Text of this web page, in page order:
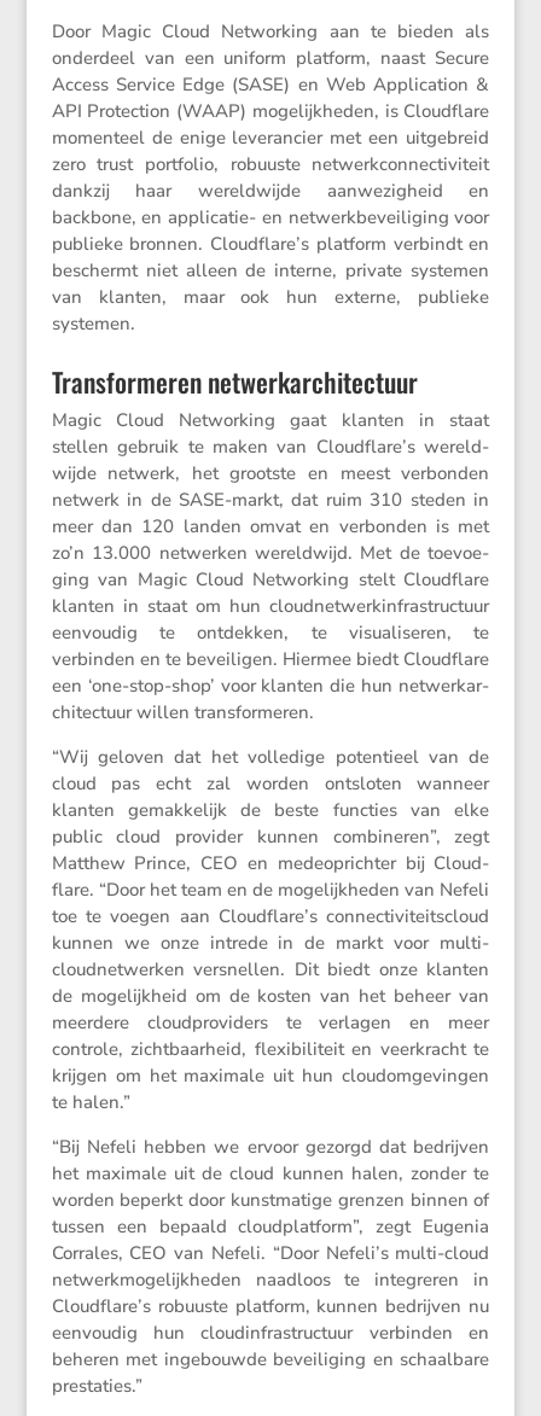
Door Magic Cloud Networ­king aan te bieden als
onder­deel van een uniform platform, naast Secure
Access Service Edge (SASE) en Web Appli­ca­tion &
API Protec­tion (WAAP) mogelijk­heden, is Cloud­flare
momen­teel de enige leveran­cier met een uitge­breid
zero trust portfolio, robuuste netwerk­con­nec­ti­vi­teit
dankzij haar wereld­wijde aanwe­zig­heid en
backbone, en appli­catie- en netwerk­be­vei­li­ging voor
publieke bronnen. Cloud­fla­re’s platform verbindt en
beschermt niet alleen de interne, private systemen
van klanten, maar ook hun externe, publieke
systemen.
Transformeren netwerkarchitectuur
Magic Cloud Networ­king gaat klanten in staat
stellen gebruik te maken van Cloudflare’s wereld­
wijde netwerk, het grootste en meest verbonden
netwerk in de SASE-markt, dat ruim 310 steden in
meer dan 120 landen omvat en verbonden is met
zo’n 13.000 netwerken wereld­wijd. Met de toevoe­
ging van Magic Cloud Networ­king stelt Cloud­flare
klanten in staat om hun cloud­net­wer­k­in­fra­struc­tuur
eenvoudig te ontdekken, te visua­li­seren, te
verbinden en te bevei­ligen. Hiermee biedt Cloud­flare
een ‘one-stop-shop’ voor klanten die hun netwerk­ar­
chi­tec­tuur willen transformeren.
“Wij geloven dat het volle­dige poten­tieel van de
cloud pas echt zal worden ontsloten wanneer
klanten gemak­ke­lijk de beste functies van elke
public cloud provider kunnen combi­neren”, zegt
Matthew Prince, CEO en medeop­richter bij Cloud­
flare. “Door het team en de mogelijk­heden van Nefeli
toe te voegen aan Cloudflare’s connec­ti­vi­teits­cloud
kunnen we onze intrede in de markt voor multi-
cloud­net­werken versnellen. Dit biedt onze klanten
de mogelijk­heid om de kosten van het beheer van
meerdere cloud­pro­vi­ders te verlagen en meer
controle, zicht­baar­heid, flexi­bi­li­teit en veerkracht te
krijgen om het maximale uit hun cloudom­ge­vingen
te halen.”
“Bij Nefeli hebben we ervoor gezorgd dat bedrijven
het maximale uit de cloud kunnen halen, zonder te
worden beperkt door kunst­ma­tige grenzen binnen of
tussen een bepaald cloud­plat­form”, zegt Eugenia
Corrales, CEO van Nefeli. “Door Nefeli’s multi-cloud
netwerk­mo­ge­lijk­heden naadloos te integreren in
Cloudflare’s robuuste platform, kunnen bedrijven nu
eenvoudig hun cloud­in­fra­struc­tuur verbinden en
beheren met ingebouwde bevei­li­ging en schaal­bare
prestaties.”